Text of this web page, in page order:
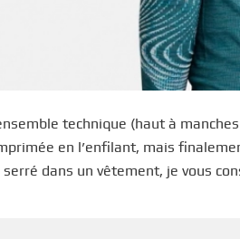
technique (haut à
en l’enfilant, mais
serré dans un vêtement, je vous